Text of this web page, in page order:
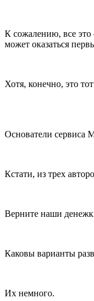
К сожалению, все это
может оказаться
Хотя, конечно, это
Основатели сервиса
Кстати, из трех
Верните наши
Каковы варианты
Их немного.